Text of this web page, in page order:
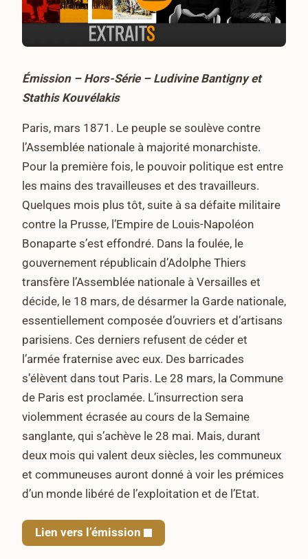
Émission – Hors-Série – Ludivine Bantigny et
Stathis Kouvélakis
Paris, mars 1871. Le peuple se soulève contre
l’Assemblée nationale à majorité monarchiste.
Pour la première fois, le pouvoir politique est entre
les mains des travailleuses et des travailleurs.
Quelques mois plus tôt, suite à sa défaite militaire
contre la Prusse, l’Empire de Louis-Napoléon
Bonaparte s’est effondré. Dans la foulée, le
gouvernement républicain d’Adolphe Thiers
transfère l’Assemblée nationale à Versailles et
décide, le 18 mars, de désarmer la Garde nationale,
essentiellement composée d’ouvriers et d’artisans
parisiens. Ces derniers refusent de céder et
l’armée fraternise avec eux. Des barricades
s’élèvent dans tout Paris. Le 28 mars, la Commune
de Paris est proclamée. L’insurrection sera
violemment écrasée au cours de la Semaine
sanglante, qui s’achève le 28 mai. Mais, durant
deux mois qui valent deux siècles, les communeux
et communeuses auront donné à voir les prémices
d’un monde libéré de l’exploitation et de l’Etat.
Lien vers l’émission